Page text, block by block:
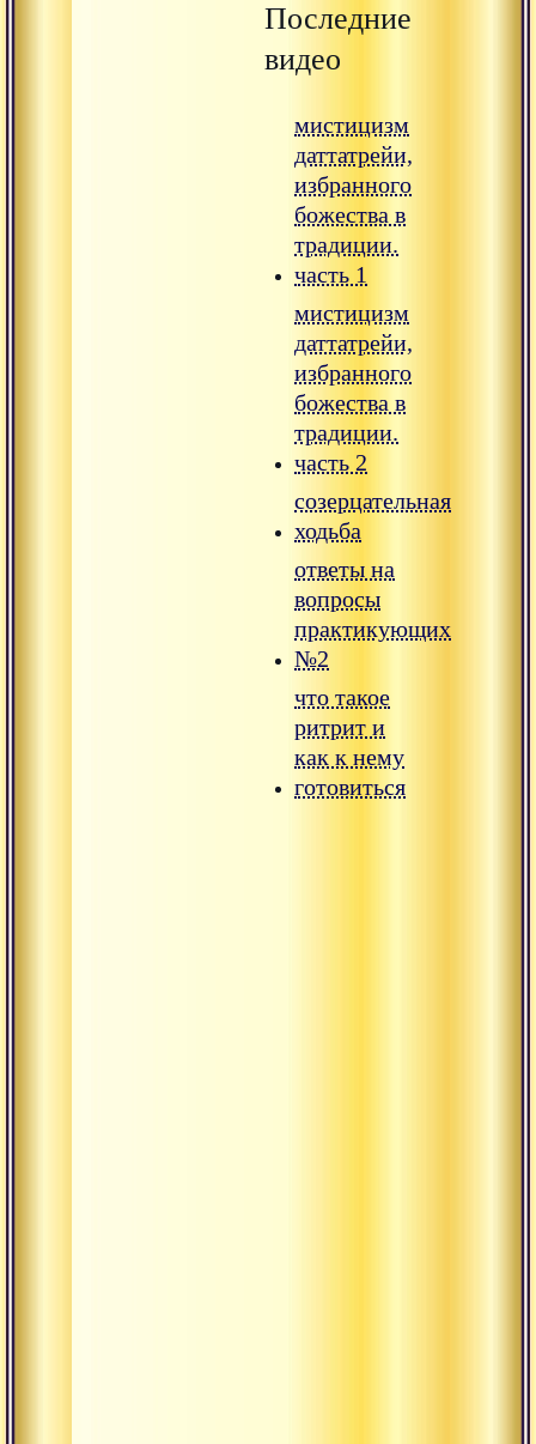
Последние
видео
мистицизм
даттатрейи,
избранного
божества в
традиции.
часть 1
мистицизм
даттатрейи,
избранного
божества в
традиции.
часть 2
созерцательная
ходьба
ответы на
вопросы
практикующих
№2
что такое
ритрит и
как к нему
готовиться